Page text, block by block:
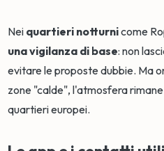
Nei quartieri notturnicome
una vigilanza di base: non
evitare le proposte dubbie. Ma
zone "calde", l'atmosfera
quartieri europei.